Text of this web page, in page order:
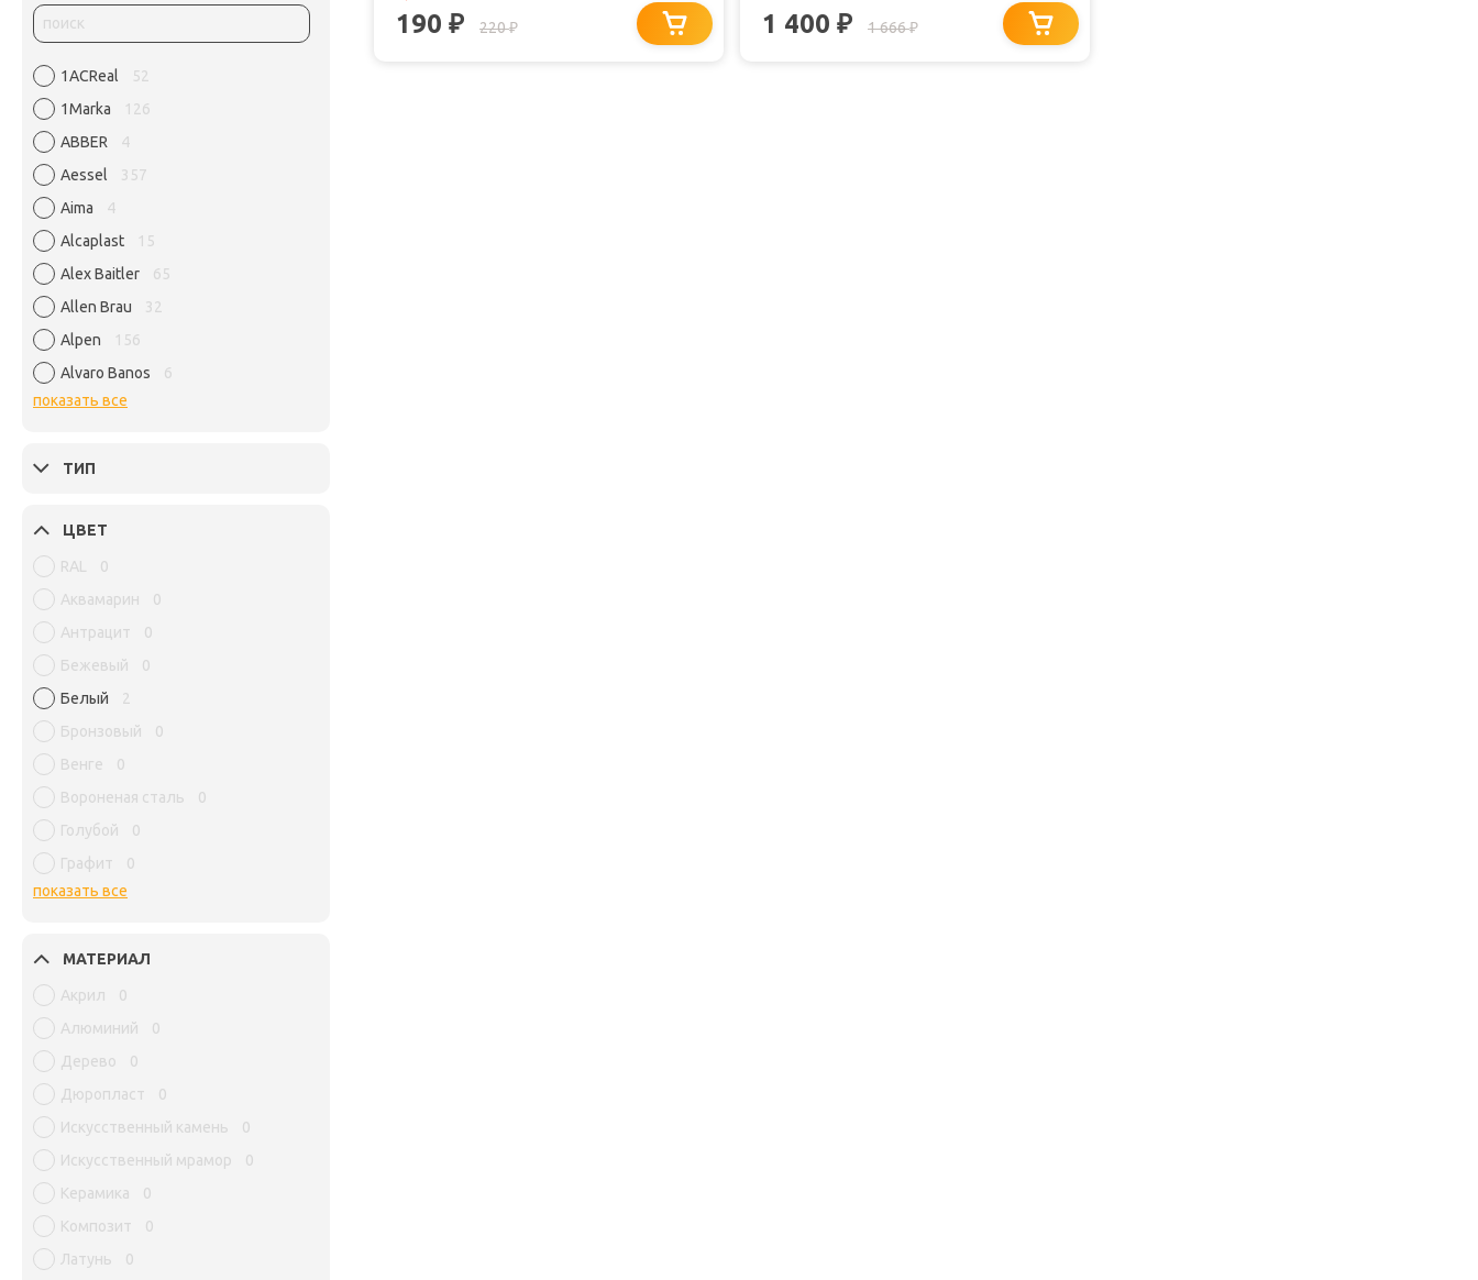
1ACReal
52
1Marka
126
ABBER
4
Aessel
357
Aima
4
Alcaplast
15
Alex Baitler
65
Allen Brau
32
Alpen
156
Alvaro Banos
6
показать все
ТИП
ЦВЕТ
RAL
0
Аквамарин
0
Антрацит
0
Бежевый
0
Белый
2
Бронзовый
0
Венге
0
Вороненая сталь
0
Голубой
0
Графит
0
показать все
МАТЕРИАЛ
Акрил
0
Алюминий
0
Дерево
0
Дюропласт
0
Искусственный камень
0
Искусственный мрамор
0
Керамика
0
Композит
0
Латунь
0
190 ₽ 220₽ 1 400 ₽ 1 666₽